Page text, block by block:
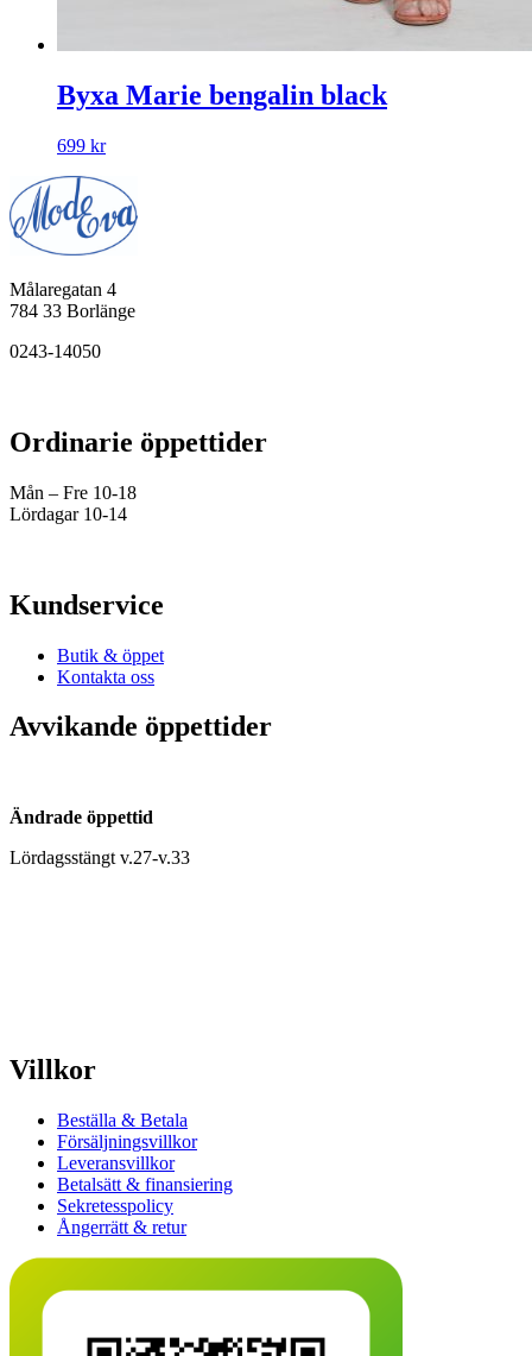
Byxa Marie bengalin black
699 kr
Målaregatan 4
784 33 Borlänge
0243-14050
Ordinarie öppettider
Mån – Fre 10-18
Lördagar 10-14
Kundservice
Butik & öppet
Kontakta oss
Avvikande öppettider
Ändrade öppettid
Lördagsstängt v.27-v.33
Villkor
Beställa & Betala
Försäljningsvillkor
Leveransvillkor
Betalsätt & finansiering
Sekretesspolicy
Ångerrätt & retur